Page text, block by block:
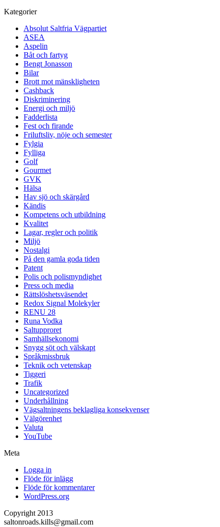
Kategorier
Absolut Saltfria Vägpartiet
ASEA
Aspelin
Båt och fartyg
Bengt Jonasson
Bilar
Brott mot mänskligheten
Cashback
Diskriminering
Energi och miljö
Fadderlista
Fest och firande
Friluftsliv, nöje och semester
Fylgia
Fylliga
Golf
Gourmet
GVK
Hälsa
Hav sjö och skärgård
Kändis
Kompetens och utbildning
Kvalitet
Lagar, regler och politik
Miljö
Nostalgi
På den gamla goda tiden
Patent
Polis och polismyndighet
Press och media
Rättslöshetsväsendet
Redox Signal Molekyler
RENU 28
Runa Vodka
Saltupproret
Samhällsekonomi
Snygg söt och välskapt
Språkmissbruk
Teknik och vetenskap
Tiggeri
Trafik
Uncategorized
Underhållning
Vägsaltningens beklagliga konsekvenser
Välgörenhet
Valuta
YouTube
Meta
Logga in
Flöde för inlägg
Flöde för kommentarer
WordPress.org
Copyright 2013
saltonroads.kills@gmail.com